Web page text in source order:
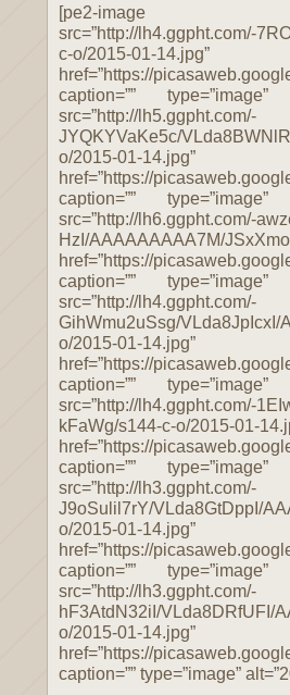
[pe2-image
src=”http://lh4.ggpht.com/-
c-o/2015-01-14.jpg”
href=”https://
caption=””
src=”http://lh5.ggpht.com/-
JYQKYVaKe5c/
o/2015-01-14.jpg”
href=”https://
caption=””
src=”http://lh6.ggpht.com/-
HzI/AAAAAAAAA7M/
href=”https://
caption=””
src=”http://lh4.ggpht.com/-
GihWmu2uSsg/
o/2015-01-14.jpg”
href=”https://
caption=””
src=”http://lh4.ggpht.com/-
kFaWg/s144-c-o/2015-01-
href=”https://
caption=””
src=”http://lh3.ggpht.com/-
J9oSulil7rY/VLda8GtDppI/
o/2015-01-14.jpg”
href=”https://
caption=””
src=”http://lh3.ggpht.com/-
hF3AtdN32iI/VLda8DRfUFI/
o/2015-01-14.jpg”
href=”https://
caption=”” type=”image”